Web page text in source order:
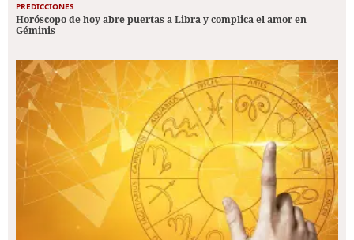
PREDICCIONES
Horóscopo de hoy abre puertas a Libra y complica el amor en
Géminis